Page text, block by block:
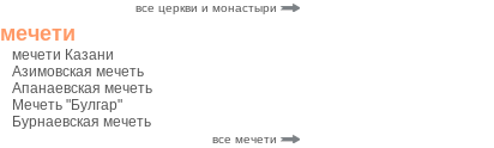
все церкви и монастыри
мечети
мечети Казани
Азимовская мечеть
Апанаевская мечеть
Мечеть "Булгар"
Бурнаевская мечеть
все мечети